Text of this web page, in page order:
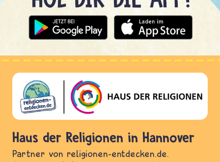
Haus der Religionen in Hannover
Partner von religionen-entdecken.de.